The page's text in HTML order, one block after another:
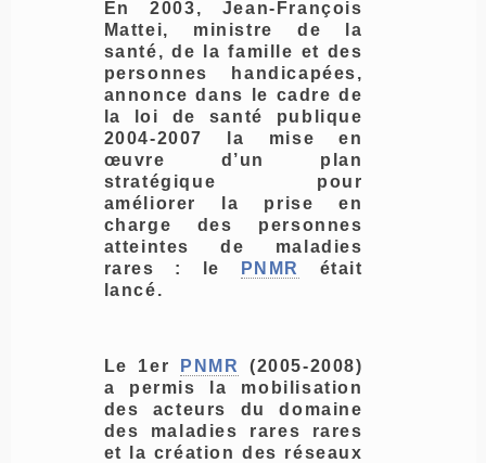
En 2003, Jean-François
Mattei, ministre de la
santé, de la famille et des
personnes handicapées,
annonce dans le cadre de
la loi de santé publique
2004-2007 la mise en
œuvre d’un plan
stratégique pour
améliorer la prise en
charge des personnes
atteintes de maladies
rares : le
PNMR
était
lancé.
Le 1er PNMR
(2005-2008)
a permis la mobilisation
des acteurs du domaine
des maladies rares rares
et la création des réseaux